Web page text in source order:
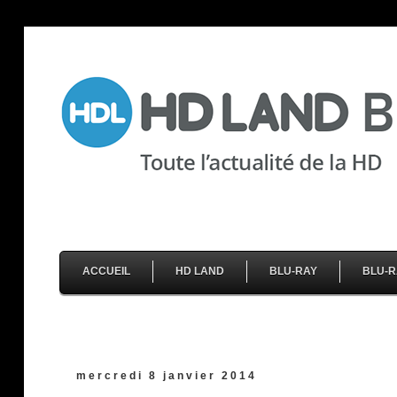
ACCUEIL HD LAND BLU-RAY BLU-
mercredi 8 janvier 2014